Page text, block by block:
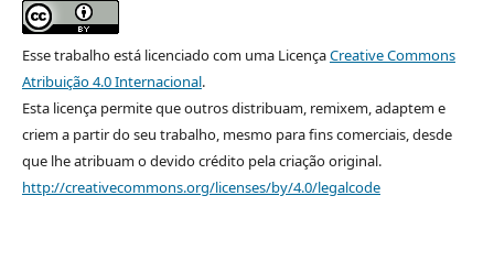
Esse trabalho está licenciado com uma LicençaCreative Commons
Atribuição 4.0 Internacional.
Esta licença permite que outros distribuam, remixem, adaptem e
criem a partir do seu trabalho, mesmo para fins comerciais, desde
que lhe atribuam o devido crédito pela criação original.
http://creativecommons.org/licenses/by/4.0/legalcode